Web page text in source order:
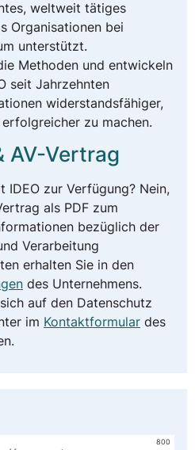
weltweit tätiges
Organisationen bei
unterstützt.
Methoden und entwickeln
seit Jahrzehnten
widerstandsfähiger,
zu machen.
AV-Vertrag
IDEO zur Verfügung? Nein,
als PDF zum
bezüglich der
Verarbeitung
erhalten Sie in den
des Unternehmens.
auf den Datenschutz
im Kontaktformular des
800